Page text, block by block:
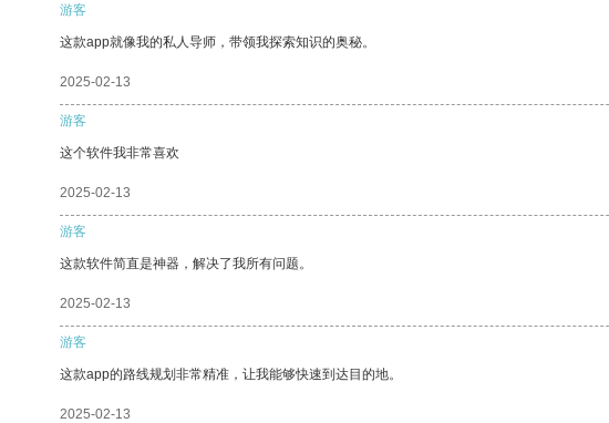
游客
这款app就像我的私人导师，带领我探索知识的奥秘。
2025-02-13
游客
这个软件我非常喜欢
2025-02-13
游客
这款软件简直是神器，解决了我所有问题。
2025-02-13
游客
这款app的路线规划非常精准，让我能够快速到达目的地。
2025-02-13